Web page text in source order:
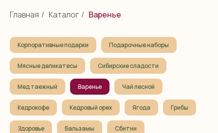
Главная / Каталог / Варенье
Корпоративные подарки Подарочные наборы
Мясные деликатесы Сибирские сладости
Мед таежный Варенье Чай лесной
Кедрокофе Кедровый орех Ягода Грибы
Здоровье Бальзамы Сбитни